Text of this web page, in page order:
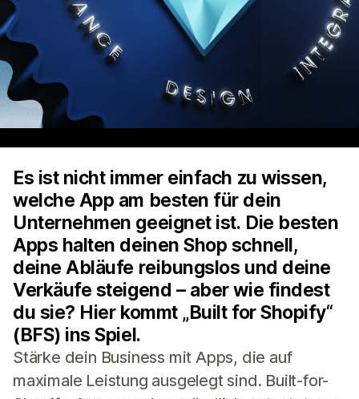
Es ist nicht immer einfach zu wissen,
welche App am besten für dein
Unternehmen geeignet ist. Die besten
Apps halten deinen Shop schnell,
deine Abläufe reibungslos und deine
Verkäufe steigend – aber wie findest
du sie? Hier kommt „Built for Shopify“
(BFS) ins Spiel.
Stärke dein Business mit Apps, die auf
maximale Leistung ausgelegt sind. Built-for-